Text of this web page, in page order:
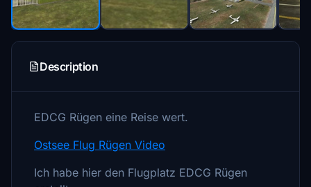
Description
EDCG Rügen eine Reise wert.
Ostsee Flug Rügen Video
Ich habe hier den Flugplatz EDCG Rügen